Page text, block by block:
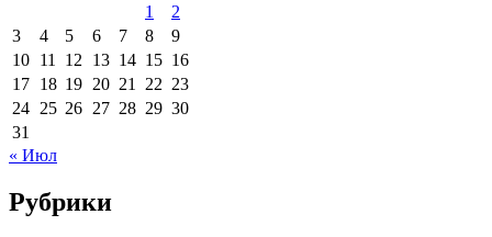
1
2
3
4 5 6 7 8
9
10 11 12 13 14 15 16
17 18 19 20 21 22 23
24 25 26 27 28 29 30
31
« Июл
Рубрики